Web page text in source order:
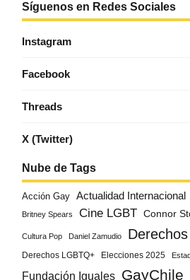
Síguenos en Redes Sociales
Instagram
Facebook
Threads
X (Twitter)
Nube de Tags
Acción Gay Actualidad Internacional
Britney Spears Cine LGBT Connor
Cultura Pop Daniel Zamudio
Derechos LGBTQ+ Elecciones 2025
Fundación Iguales GayChile